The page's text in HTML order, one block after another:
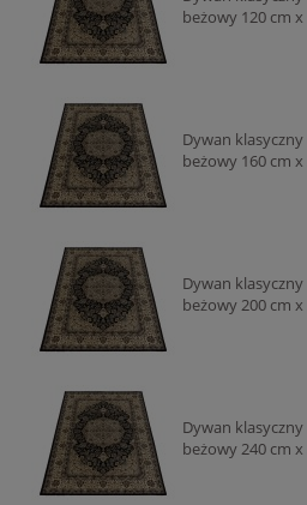
beżowy 120 cm x
Dywan
beżowy 160 cm x
Dywan
beżowy 200 cm x
Dywan
beżowy 240 cm x